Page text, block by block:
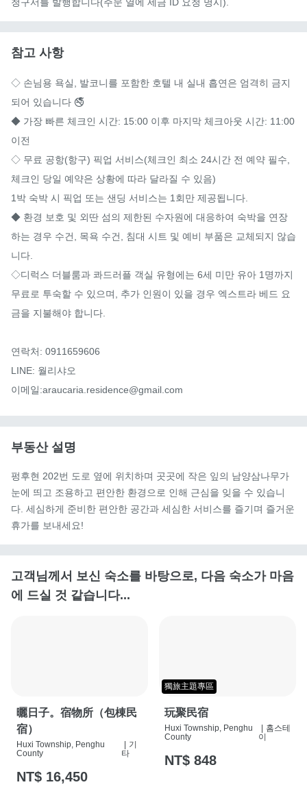
참고 사항
◇ 손님용 욕실, 발코니를 포함한 호텔 내 실내 흡연은 엄격히 금지
되어 있습니다 🚭
◆ 가장 빠른 체크인 시간: 15:00 이후 마지막 체크아웃 시간: 11:00
이전
◇ 무료 공항(항구) 픽업 서비스(체크인 최소 24시간 전 예약 필수,
체크인 당일 예약은 상황에 따라 달라질 수 있음)
1박 숙박 시 픽업 또는 샌딩 서비스는 1회만 제공됩니다.
◆ 환경 보호 및 외딴 섬의 제한된 수자원에 대응하여 숙박을 연장
하는 경우 수건, 목욕 수건, 침대 시트 및 예비 부품은 교체되지 않습
니다.
◇디럭스 더블룸과 콰드러플 객실 유형에는 6세 미만 유아 1명까지
무료로 투숙할 수 있으며, 추가 인원이 있을 경우 엑스트라 베드 요
금을 지불해야 합니다.
연락처: 0911659606
LINE: 월리샤오
이메일:araucaria.residence@gmail.com
부동산 설명
펑후현 202번 도로 옆에 위치하며 곳곳에 작은 잎의 남양삼나무가
눈에 띄고 조용하고 편안한 환경으로 인해 근심을 잊을 수 있습니
다. 세심하게 준비한 편안한 공간과 세심한 서비스를 즐기며 즐거운
휴가를 보내세요!
고객님께서 보신 숙소를 바탕으로, 다음 숙소가 마음
에 드실 것 같습니다...
曬日子。宿物所（包棟民
宿）
Huxi Township, Penghu
County
기
타
NT$ 16,450
獨旅主題專區
玩聚民宿
Huxi Township, Penghu
County
홈스테
이
NT$ 848